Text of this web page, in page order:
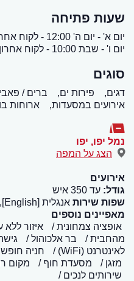
שעות פתיחה
יום א' - יום ה' 12:00 - לקוח אחרון
יום ו' - שבת 10:00 - לקוח אחרון
סוגים
דגים, פירות ים, ברים /
אירועים במסעדות,
ארוחות
נמל יפו, יפו
הצג על המפה
אירועים
גודל: עד 350 איש
שפות שירות אנגלית [English], עברית [Hebrew]
מאפיינים נוספים
אופציה צמחונית
איזור ללא
מהחבית
בר אלכוהול
לאינטרנט (WiFi)
חניה
מזגן
מסעדת חוף מקום
שירותים לנכים